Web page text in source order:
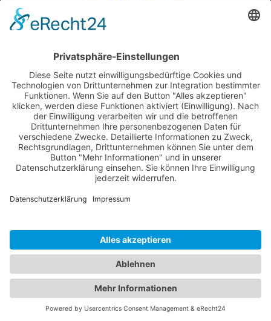
BEKANNT AUS
FACHZEITSCHRIFTEN WIE
Vertrag Widerrufen
© 2026 Versicherungsmakler in Rostock - Alexander Schierstedt
Barnstorfer Weg 2
18057 Rostock